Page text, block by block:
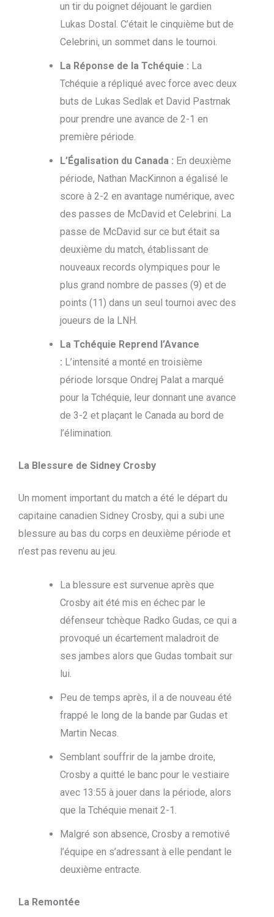
un tir du poignet déjouant le gardien
Lukas Dostal. C’était le cinquième but de
Celebrini, un sommet dans le tournoi.
La Réponse de la Tchéquie : La
Tchéquie a répliqué avec force avec deux
buts de Lukas Sedlak et David Pastrnak
pour prendre une avance de 2-1 en
première période.
L’Égalisation du Canada : En deuxième
période, Nathan MacKinnon a égalisé le
score à 2-2 en avantage numérique, avec
des passes de McDavid et Celebrini. La
passe de McDavid sur ce but était sa
deuxième du match, établissant de
nouveaux records olympiques pour le
plus grand nombre de passes (9) et de
points (11) dans un seul tournoi avec des
joueurs de la LNH.
La Tchéquie Reprend l’Avance
: L’intensité a monté en troisième
période lorsque Ondrej Palat a marqué
pour la Tchéquie, leur donnant une avance
de 3-2 et plaçant le Canada au bord de
l’élimination.
La Blessure de Sidney Crosby
Un moment important du match a été le départ du
capitaine canadien Sidney Crosby, qui a subi une
blessure au bas du corps en deuxième période et
n’est pas revenu au jeu.
La blessure est survenue après que
Crosby ait été mis en échec par le
défenseur tchèque Radko Gudas, ce qui a
provoqué un écartement maladroit de
ses jambes alors que Gudas tombait sur
lui.
Peu de temps après, il a de nouveau été
frappé le long de la bande par Gudas et
Martin Necas.
Semblant souffrir de la jambe droite,
Crosby a quitté le banc pour le vestiaire
avec 13:55 à jouer dans la période, alors
que la Tchéquie menait 2-1.
Malgré son absence, Crosby a remotivé
l’équipe en s’adressant à elle pendant le
deuxième entracte.
La Remontée